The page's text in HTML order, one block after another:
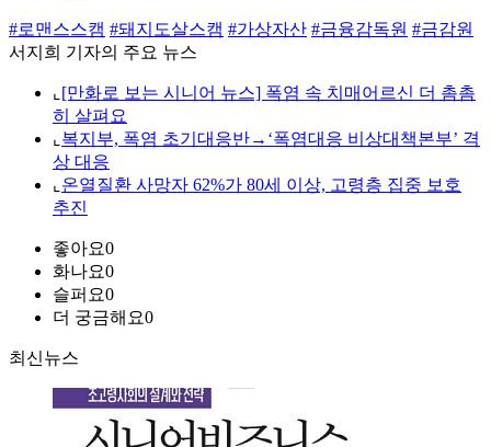
#로맨스스캠 #돼지도살스캠 #가상자산 #금융감독원 #금감원
서지희 기자의 주요 뉴스
⌞ [만화로 보는 시니어 뉴스] 폭염 속 치매어르신 더 촘촘
히 살펴요
⌞ 복지부, 폭염 초기대응반→‘폭염대응 비상대책본부’ 격
상 대응
⌞ 온열질환 사망자 62%가 80세 이상, 고령층 집중 보호
추진
좋아요0
화나요0
슬퍼요0
더 궁금해요0
최신뉴스